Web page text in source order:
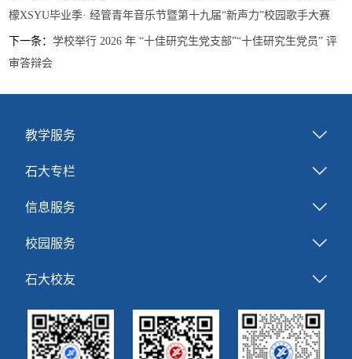
檬XSYU毕业季· 经管青年音乐节暨第十九届“新声力”校园歌手大赛
下一条：学校举行 2026 年 “十佳研究生党支部”“十佳研究生党员” 评
审答辩会
教学服务
石大专栏
信息服务
校园服务
石大校友